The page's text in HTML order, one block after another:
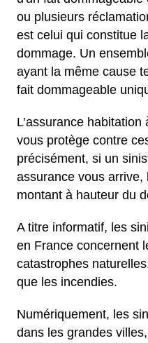
ou plusieurs
est celui qui constitue
dommage. Un
ayant la même cause
fait dommageable
L’assurance
vous protège contre
précisément, si un
assurance vous arrive,
montant à hauteur du
A titre informatif, les
en France concernent
catastrophes
que les incendies.
Numériquement, les
dans les grandes